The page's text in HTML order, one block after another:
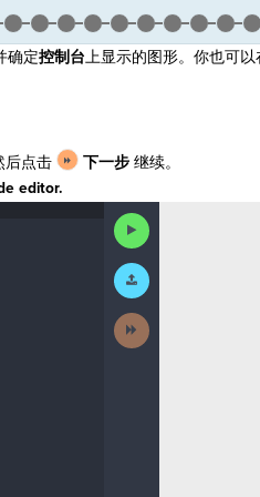
确定控制台上显示的图形。你也可
后点击 下一步继续。
editor.
Run
Code
Submit
Work
Next
Activity